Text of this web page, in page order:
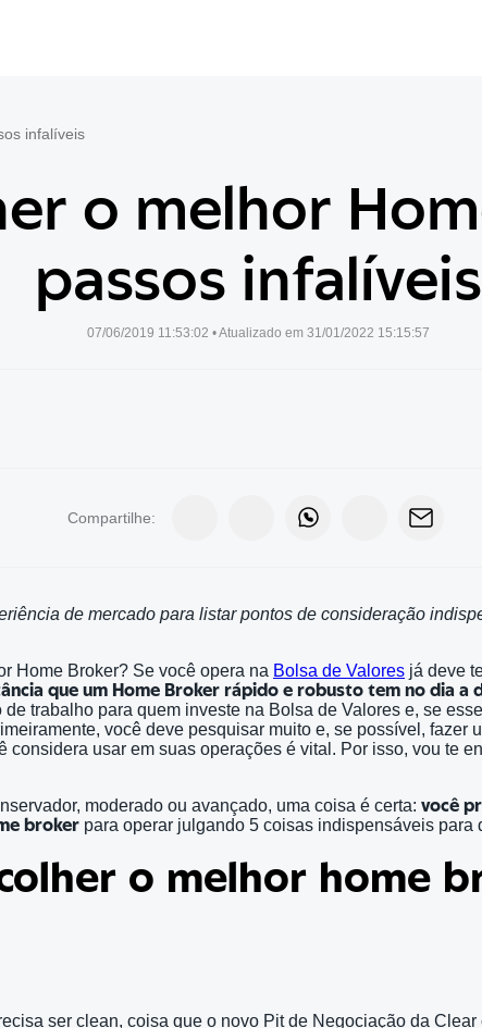
infalíveis
o melhor
passos infalíveis
07/06/2019 11:53:02 • Atualizado em 31/01/2022 15:15:57
Compartilhe:
de mercado para listar pontos de consideração
Home Broker? Se você opera na Bolsa de Valores já deve
que um Home Broker rápido e robusto tem no dia a
trabalho para quem investe na Bolsa de Valores e, se
você deve pesquisar muito e, se possível, fazer
considera usar em suas operações é vital. Por isso, vou te
moderado ou avançado, uma coisa é certa: você
broker para operar julgando 5 coisas indispensáveis para
o melhor home
ser clean, coisa que o novo Pit de Negociação da Clear